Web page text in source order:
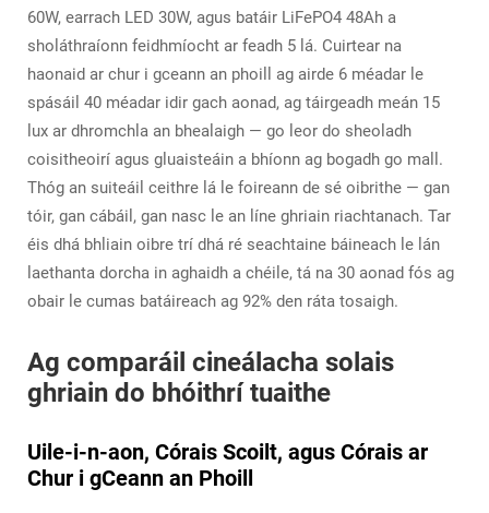
60W, earrach LED 30W, agus batáir LiFePO4 48Ah a
sholáthraíonn feidhmíocht ar feadh 5 lá. Cuirtear na
haonaid ar chur i gceann an phoill ag airde 6 méadar le
spásáil 40 méadar idir gach aonad, ag táirgeadh meán 15
lux ar dhromchla an bhealaigh — go leor do sheoladh
coisitheoirí agus gluaisteáin a bhíonn ag bogadh go mall.
Thóg an suiteáil ceithre lá le foireann de sé oibrithe — gan
tóir, gan cábáil, gan nasc le an líne ghriain riachtanach. Tar
éis dhá bhliain oibre trí dhá ré seachtaine báineach le lán
laethanta dorcha in aghaidh a chéile, tá na 30 aonad fós ag
obair le cumas batáireach ag 92% den ráta tosaigh.
Ag comparáil cineálacha solais
ghriain do bhóithrí tuaithe
Uile-i-n-aon, Córais Scoilt, agus Córais ar
Chur i gCeann an Phoill